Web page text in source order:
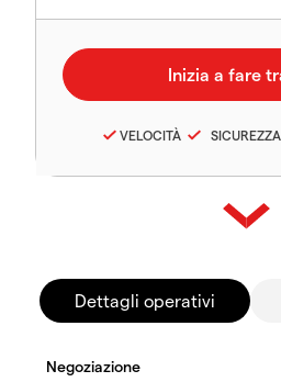
VELOCITÀ SICUREZZA
Dettagli operativi